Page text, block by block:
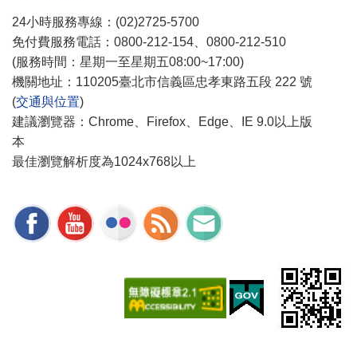
24小時服務專線：(02)2725-5700
免付費服務電話：0800-212-154、0800-212-510
(服務時間：星期一至星期五08:00~17:00)
機關地址：110205臺北市信義區忠孝東路五段 222 號
(交通與位置)
建議瀏覽器：Chrome、Firefox、Edge、IE 9.0以上版
本
最佳瀏覽解析度為1024x768以上